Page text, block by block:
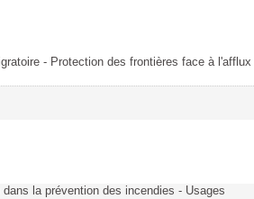
- Protection des frontières face à l'afflux
la prévention des incendies - Usages